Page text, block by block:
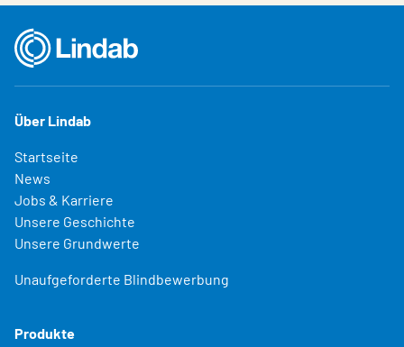
Über Lindab
Startseite
News
Jobs & Karriere
Unsere Geschichte
Unsere Grundwerte
Unaufgeforderte Blindbewerbung
Produkte